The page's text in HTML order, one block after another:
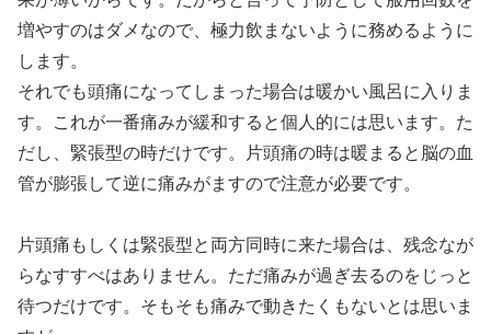
増やすのはダメなので、極力飲まないように務めるように
します。
それでも頭痛になってしまった場合は暖かい風呂に入りま
す。これが一番痛みが緩和すると個人的には思います。た
だし、緊張型の時だけです。片頭痛の時は暖まると脳の血
管が膨張して逆に痛みがますので注意が必要です。
片頭痛もしくは緊張型と両方同時に来た場合は、残念なが
らなすすべはありません。ただ痛みが過ぎ去るのをじっと
待つだけです。そもそも痛みで動きたくもないとは思いま